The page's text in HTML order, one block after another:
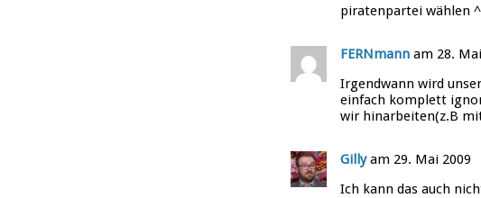
piratenpartei wählen
FERNmann am 28.
Irgendwann wird
einfach komplett
wir hinarbeiten(z.B
Gillyam 29. Mai 2009
Ich kann das auch